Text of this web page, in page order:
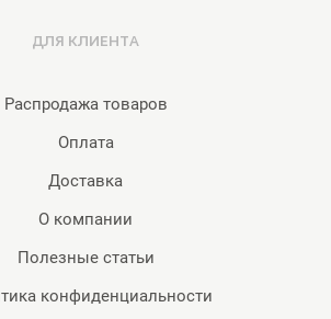
ДЛЯ КЛИЕНТА
Распродажа товаров
Оплата
Доставка
О компании
Полезные статьи
конфиденциальности